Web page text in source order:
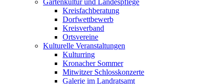
Gartenkultur und Landespflege
Kreisfachberatung
Dorfwettbewerb
Kreisverband
Ortsvereine
Kulturelle Veranstaltungen
Kulturring
Kronacher Sommer
Mitwitzer Schlosskonzerte
Galerie im Landratsamt